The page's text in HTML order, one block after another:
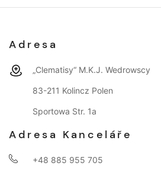
Adresa
„Clematisy“ M.K.J. Wedrowscy
83-211 Kolincz Polen
Sportowa Str. 1a
Adresa Kanceláře
+48 885 955 705